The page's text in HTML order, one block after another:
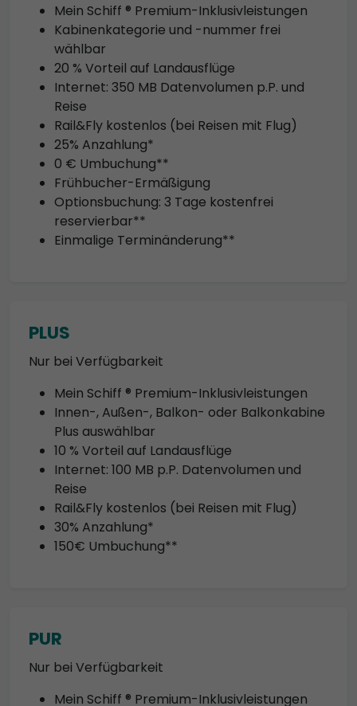
Mein Schiff ® Premium-Inklusivleistungen
Kabinenkategorie und -nummer frei
wählbar
20 % Vorteil auf Landausflüge
Internet: 350 MB Datenvolumen p.P. und
Reise
Rail&Fly kostenlos (bei Reisen mit Flug)
25% Anzahlung*
0 € Umbuchung**
Frühbucher-Ermäßigung
Optionsbuchung: 3 Tage kostenfrei
reservierbar**
Einmalige Terminänderung**
PLUS
Nur bei Verfügbarkeit
Mein Schiff ® Premium-Inklusivleistungen
Innen-, Außen-, Balkon- oder Balkonkabine
Plus auswählbar
10 % Vorteil auf Landausflüge
Internet: 100 MB p.P. Datenvolumen und
Reise
Rail&Fly kostenlos (bei Reisen mit Flug)
30% Anzahlung*
150€ Umbuchung**
PUR
Nur bei Verfügbarkeit
Mein Schiff ® Premium-Inklusivleistungen